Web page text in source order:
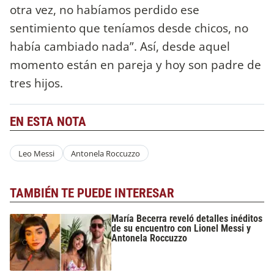
otra vez, no habíamos perdido ese
sentimiento que teníamos desde chicos, no
había cambiado nada”. Así, desde aquel
momento están en pareja y hoy son padre de
tres hijos.
EN ESTA NOTA
Leo Messi Antonela Roccuzzo
TAMBIÉN TE PUEDE INTERESAR
María Becerra reveló detalles inéditos
de su encuentro con Lionel Messi y
Antonela Roccuzzo